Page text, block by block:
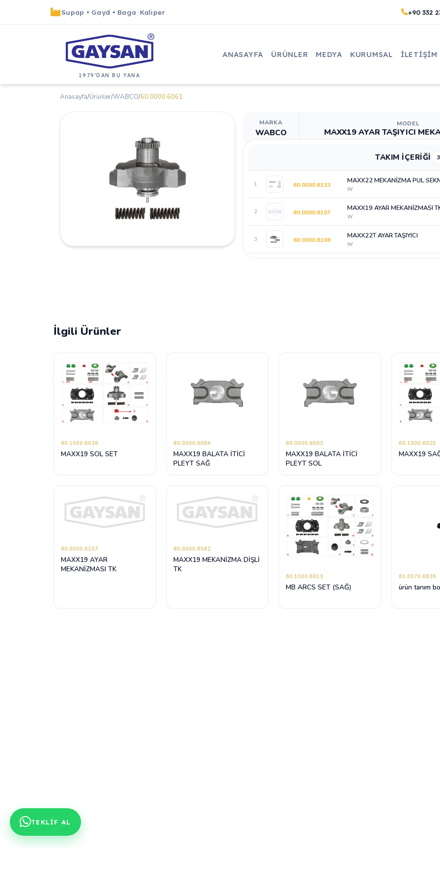
Supap • Gayd • Baga Kaliper +90 332
1979'DAN BU YANA
ANASAYFA ÜRÜNLER MEDYA KURUMSAL İLETIŞIM
Anasayfa/Ürünler/WABCO/60.0000.6061
MARKA
WABCO
MODEL
MAXX19 AYAR TAŞIYICI
TAKIM İÇERİĞİ
1 60.0000.6133 MAXX22 MEKANİZMA PUL
W
2 60.0000.6107 MAXX19 AYAR MEKANİZMASI
W
3 60.0000.6106 MAXX22T AYAR TAŞIYICI
W
İlgili Ürünler
60.1000.6026
MAXX19 SOL SET
60.0000.6064
MAXX19 BALATA İTİCİ
PLEYT SAĞ
60.0000.6063
MAXX19 BALATA İTİCİ
PLEYT SOL
60.1000.6025
MAXX19
60.0000.6107
MAXX19 AYAR
MEKANİZMASI TK
60.0000.6062
MAXX19 MEKANİZMA DİŞLİ
TK
60.1000.6013
MB ARCS SET (SAĞ)
61.0070.6626
ürün tanım
TEKLİF AL